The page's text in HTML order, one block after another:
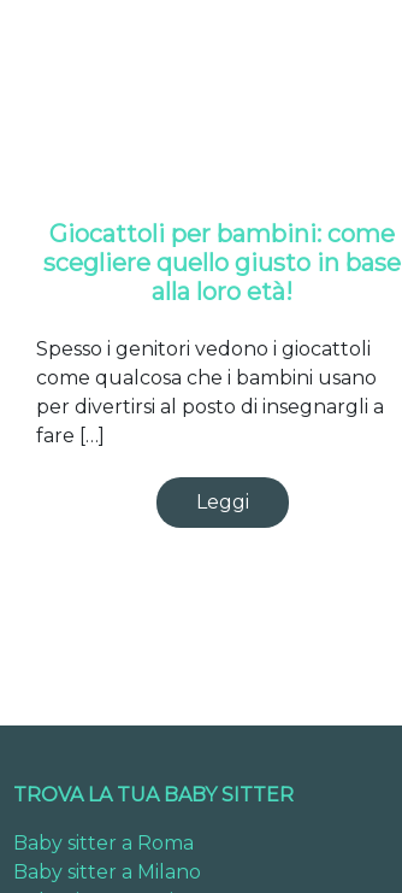
Giocattoli per bambini: come
scegliere quello giusto in base
alla loro età!
Spesso i genitori vedono i giocattoli
come qualcosa che i bambini usano
per divertirsi al posto di insegnargli a
fare […]
Leggi
TROVA LA TUA BABY SITTER
Baby sitter a Roma
Baby sitter a Milano